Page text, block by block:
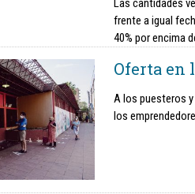
Las cantidades
frente a igual
40% por encima
Oferta en
A los puesteros
los